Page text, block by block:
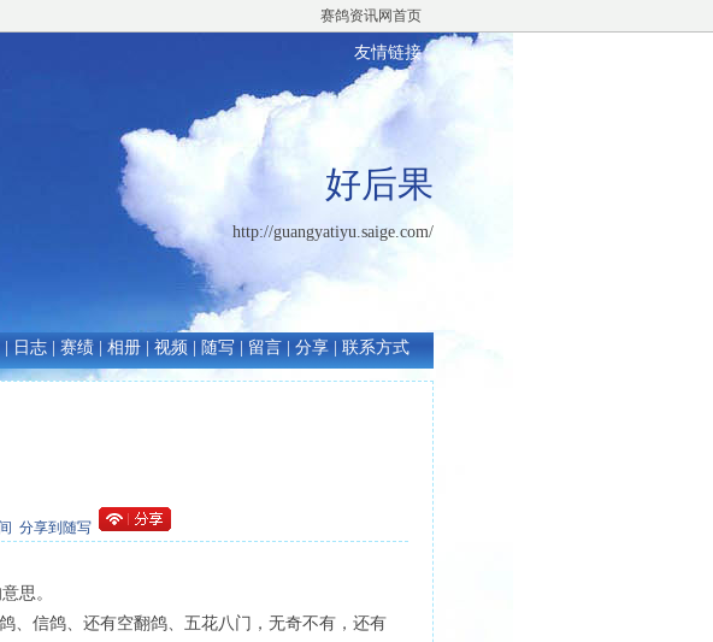
赛鸽资讯网首页
友情链接
好后果
http://guangyatiyu.saige.com/
日志 赛绩 相册 视频 随写 留言 分享 联系方式
分享到随写
思。
、信鸽、还有空翻鸽、五花八门，无奇不有，还有